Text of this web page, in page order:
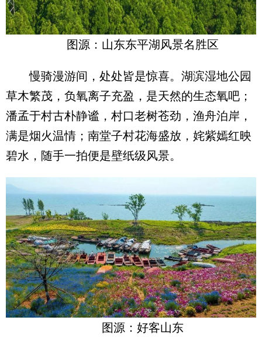
图源：山东东平湖风景名胜区
慢骑漫游间，处处皆是惊喜。湖滨湿地公园
草木繁茂，负氧离子充盈，是天然的生态氧吧；
潘孟于村古朴静谧，村口老树苍劲，渔舟泊岸，
满是烟火温情；南堂子村花海盛放，姹紫嫣红映
碧水，随手一拍便是壁纸级风景。
图源：好客山东